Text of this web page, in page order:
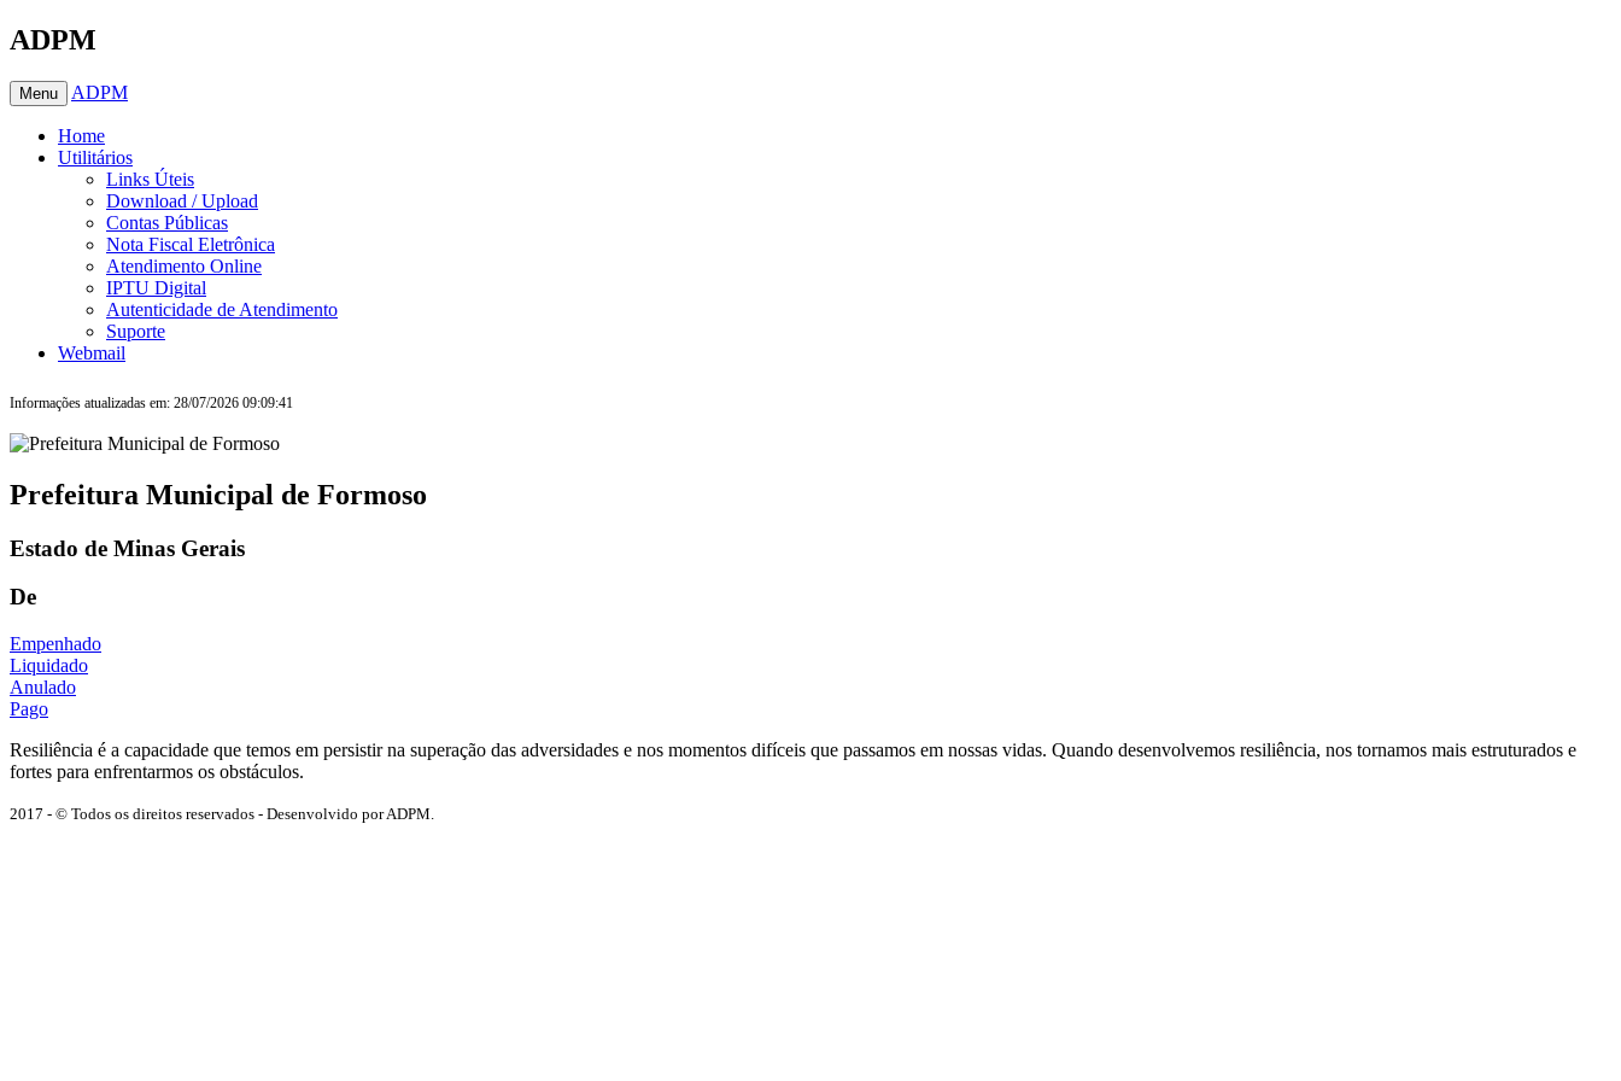
ADPM
Menu ADPM
Home
Utilitários
Links Úteis
Download / Upload
Contas Públicas
Nota Fiscal Eletrônica
Atendimento Online
IPTU Digital
Autenticidade de Atendimento
Suporte
Webmail
Informações atualizadas em: 28/07/2026 09:09:41
Prefeitura Municipal de Formoso
Estado de Minas Gerais
De
Empenhado
Liquidado
Anulado
Pago
Resiliência é a capacidade que temos em persistir na superação das adversidades e nos momentos difíceis que passamos em nossas vidas. Quando desenvolvemos resiliência, nos tornamos mais estruturados e
fortes para enfrentarmos os obstáculos.
2017 - © Todos os direitos reservados - Desenvolvido por ADPM.